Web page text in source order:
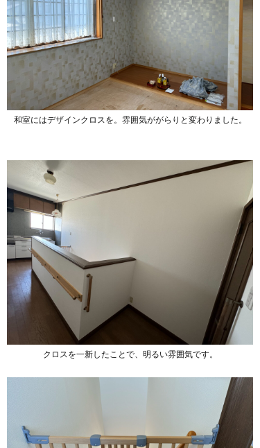
和室にはデザインクロスを。雰囲気ががらりと変わりました。
クロスを一新したことで、明るい雰囲気です。